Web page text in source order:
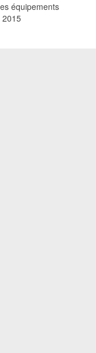
équipements
2015